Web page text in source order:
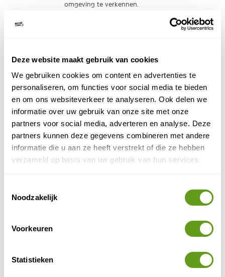
Deze website maakt gebruik van cookies
We gebruiken cookies om content en advertenties te
personaliseren, om functies voor social media te bieden
en om ons websiteverkeer te analyseren. Ook delen we
informatie over uw gebruik van onze site met onze
partners voor social media, adverteren en analyse. Deze
partners kunnen deze gegevens combineren met andere
informatie die u aan ze heeft verstrekt of die ze hebben
verzameld op basis van uw gebruik van hun services.
Noodzakelijk
Voorkeuren
Statistieken
omgeving te verkennen.
Molecaten - Glamping
of simpele kampeerplek? Het kan allemaal op
Landgoed Ginkelduin.
BEKIJK
Soof Retreats - Eco-lodges op de Heuvelrug
DELEN VIA DE MAILDELEN OP PINTEREST
DELEN OP